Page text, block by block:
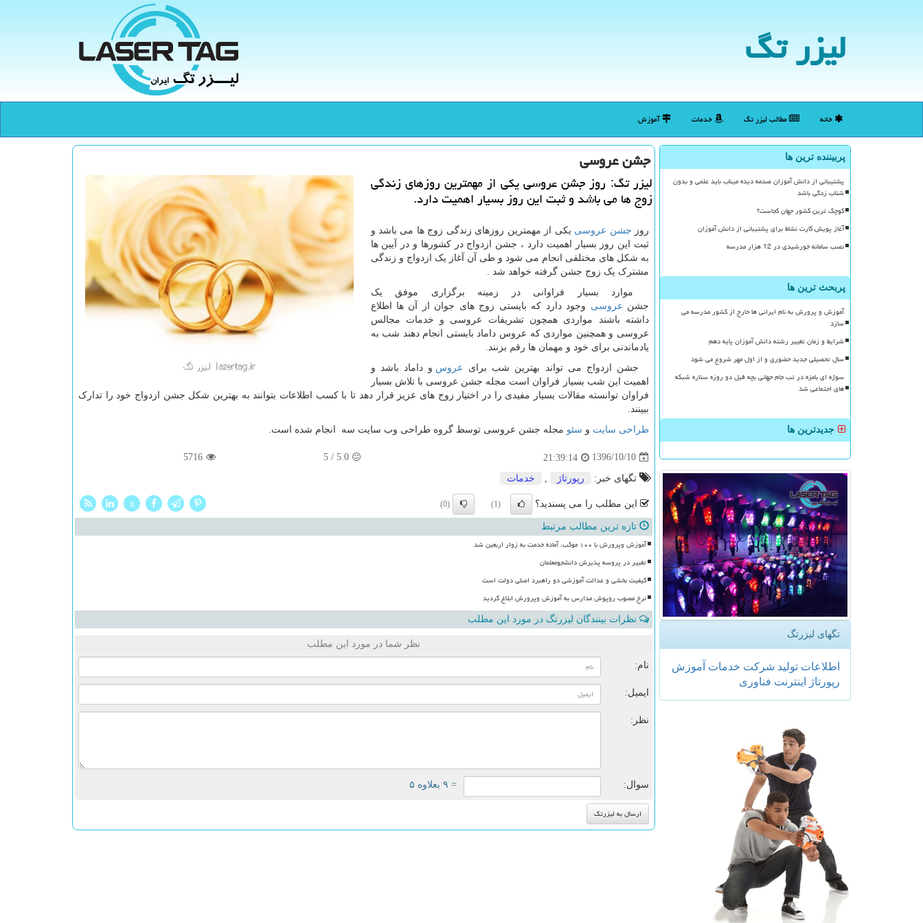
لیزر تگ
خانه مطالب لیزر تگ خدمات آموزش
پربیننده ترین ها
پشتیبانی از دانش آموزان صدمه دیده میناب باید علمی و بدون
شتاب زدگی باشد
کوچک ترین کشور جهان کجاست؟
آغاز پویش کارت نشاط برای پشتیبانی از دانش آموزان
نصب سامانه خورشیدی در 12 هزار مدرسه
پربحث ترین ها
آموزش و پرورش به نام ایرانی ها خارج از کشور مدرسه می
سازد
شرایط و زمان تغییر رشته دانش آموزان پایه دهم
سال تحصیلی جدید حضوری و از اول مهر شروع می شود
سوژه ای بامزه در تب جام جهانی بچه فیل دو روزه ستاره شبکه
های اجتماعی شد
جدیدترین ها
تگهای لیزرتگ
اطلاعات تولید شركت خدمات آموزش
رپورتاژ
اینترنت فناوری
جشن عروسی
لیزر تگ: روز جشن عروسی یكی از مهمترین روزهای زندگی
زوج ها می باشد و ثبت این روز بسیار اهمیت دارد.
روز جشن عروسی یکی از مهمترین روزهای زندگی زوج ها می باشد و
ثبت این روز بسیار اهمیت دارد ، جشن ازدواج در کشورها و در آیین ها
به شکل های مختلفی انجام می شود و طی آن آغاز یک ازدواج و زندگی
مشترک یک زوج جشن گرفته خواهد شد .
موارد بسیار فراوانی در زمینه برگزاری موفق یک
جشن عروسی وجود دارد که بایستی زوج های جوان از آن ها اطلاع
داشته باشند مواردی همچون تشریفات عروسی و خدمات مجالس
عروسی و همچنین مواردی که عروس داماد بایستی انجام دهند شب به
یادماندنی برای خود و مهمان ها رقم بزنند.
جشن ازدواج می تواند بهترین شب برای عروس و داماد باشد و
اهمیت این شب بسیار فراوان است مجله جشن عروسی با تلاش بسیار
فراوان توانسته مقالات بسیار مفیدی را در اختیار زوج های عزیز قرار دهد تا با کسب اطلاعات بتوانند به بهترین شکل جشن ازدواج خود را تدارک
ببینند.
طراحی سایت و سئو مجله جشن عروسی توسط گروه طراحی وب سایت سه انجام شده است.
1396/10/10
21:39:14
5.0
/
5
5716
تگهای خبر: رپورتاژ خدمات
این مطلب را می پسندید؟ (1)
(0)
x
تازه ترین مطالب مرتبط
آموزش وپرورش با ۱۰۰ موکب، آماده خدمت به زوار اربعین شد
تغییر در پروسه پذیرش دانشجومعلمان
کیفیت بخشی و عدالت آموزشی دو راهبرد اصلی دولت است
نرخ مصوب روپوش مدارس به آموزش وپرورش ابلاغ گردید
نظرات بینندگان لیزرتگ در مورد این مطلب
نظر شما در مورد این مطلب
نام:
ایمیل:
نظر:
سوال: = ۹ بعلاوه ۵